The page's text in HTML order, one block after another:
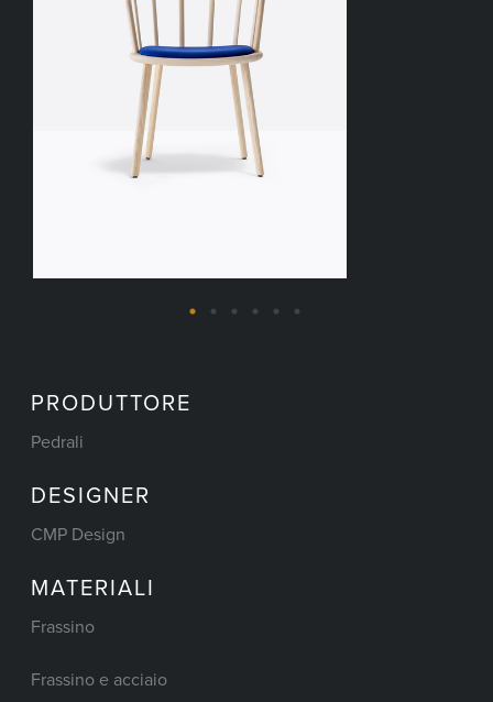
PRODUTTORE
Pedrali
DESIGNER
CMP Design
MATERIALI
Frassino
Frassino e acciaio